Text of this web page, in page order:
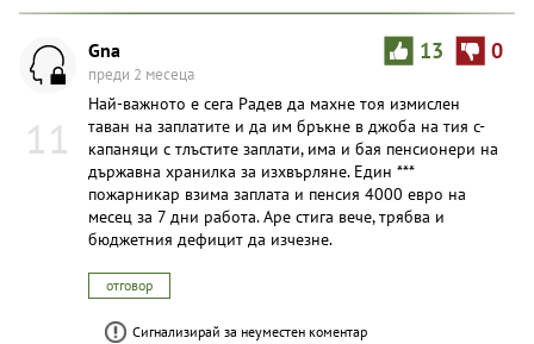
11
13 0
Gna
преди 2 месеца
Най-важното е сега Радев да махне тоя измислен
таван на заплатите и да им бръкне в джоба на тия с-
капаняци с тлъстите заплати, има и бая пенсионери на
държавна хранилка за изхвърляне. Един ***
пожарникар взима заплата и пенсия 4000 евро на
месец за 7 дни работа. Аре стига вече, трябва и
бюджетния дефицит да изчезне.
отговор
Сигнализирай за неуместен коментар